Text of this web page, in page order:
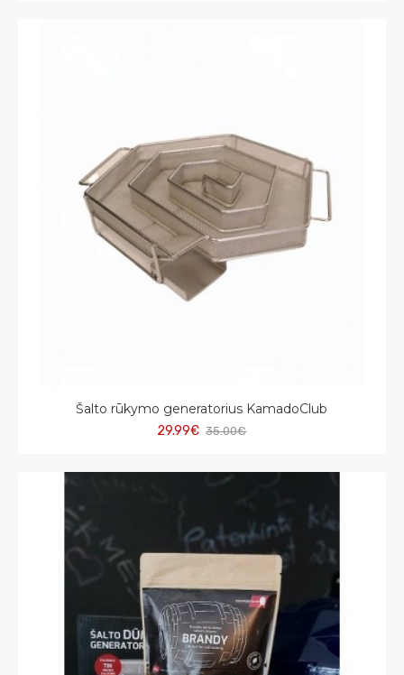
Šalto rūkymo generatorius KamadoClub
29.99€ 35.00€